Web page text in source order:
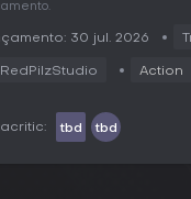
30 jul. 2026
RedPilzStudio Action
tbd tbd